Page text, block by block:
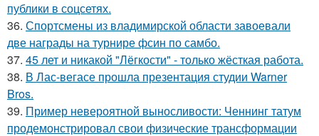
публики в соцсетях.
36. Спортсмены из владимирской области завоевали
две награды на турнире фсин по самбо.
37. 45 лет и никакой "Лёгкости" - только жёсткая работа.
38. В Лас-вегасе прошла презентация студии Warner
Bros.
39. Пример невероятной выносливости: Ченнинг татум
продемонстрировал свои физические трансформации